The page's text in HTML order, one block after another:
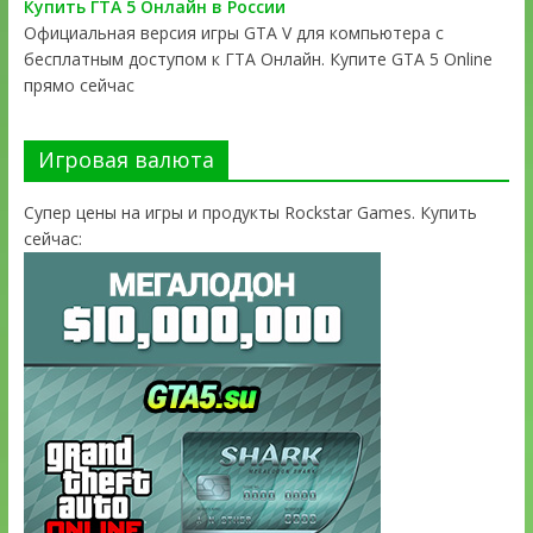
Купить ГТА 5 Онлайн в России
Официальная версия игры GTA V для компьютера с
бесплатным доступом к ГТА Онлайн. Купите GTA 5 Online
прямо сейчас
Игровая валюта
Супер цены на игры и продукты Rockstar Games. Купить
сейчас: